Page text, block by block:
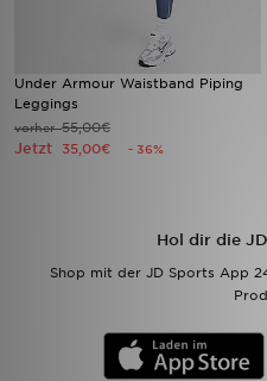
Under Armour Waistband Piping
Leggings
vorher55,00€
Jetzt 35,00€ - 36%
Hol dir die
Shop mit der JD Sports App
Geschenkgutschein
Blog